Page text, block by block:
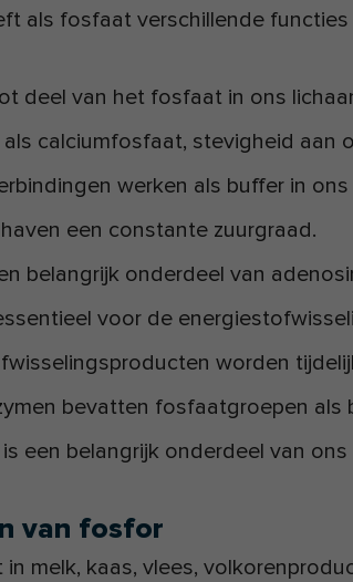
als fosfaat verschillende functies
deel van het fosfaat in ons
als calciumfosfaat, stevigheid aan
werken als buffer in
een constante zuurgraad.
belangrijk onderdeel van
voor de
worden
bevatten fosfaatgroepen als
een belangrijk onderdeel van
van fosfor
melk, kaas, vlees,